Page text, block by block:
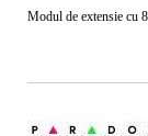
Modul de extensie cu